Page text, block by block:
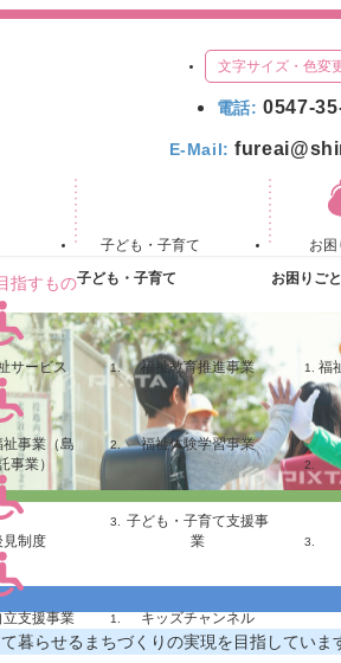
文字サイズ・色変
電話: 0547-
E-Mail:
サービス
事業（島
事業）
見制度
立支援事業
子ども・子育て
子ども・子育て
福祉教育推進事業
福祉体験学習事業
子ども・子育て支援事
業
キッズチャンネル
お困
お困りごと
福
指すもの
暮らせるまちづくりの実現を目指していま